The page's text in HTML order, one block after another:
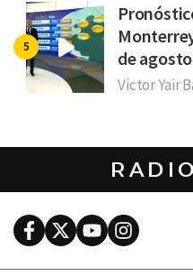
de
Victor Yair
RADIO
FacebookTwitterYoutubeInstagram